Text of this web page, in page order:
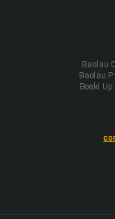
Baolau
Baolau
Boeki